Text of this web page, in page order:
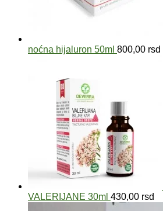
noćna hijaluron 50ml 800,00 rsd
VALERIJANE 30ml 430,00 rsd